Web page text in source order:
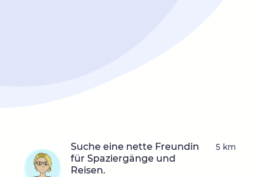
Suche eine nette Freundin
für Spaziergänge und
Reisen.
5 km